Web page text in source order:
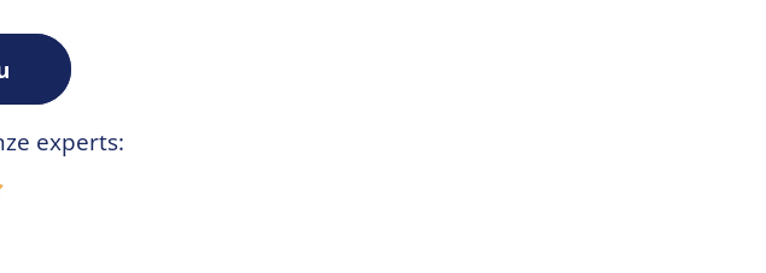
experts: